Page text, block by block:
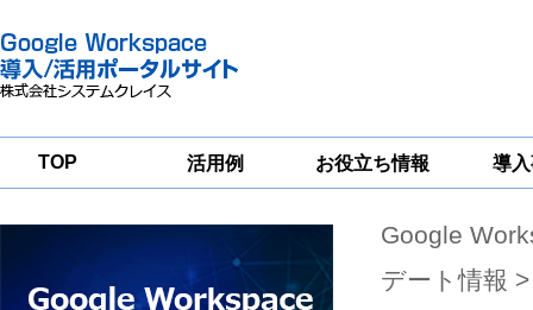
TOP 活用例 お役立ち情報
一
導
グループウェア
移行支援
Google
Workspace
セキュリティ
対策サービス
Google
デート情報